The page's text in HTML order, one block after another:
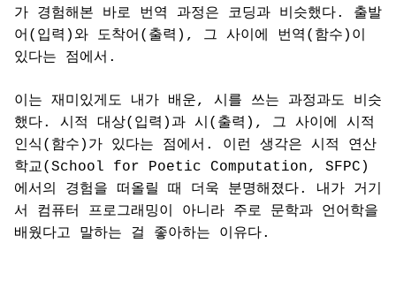
가 경험해본 바로 번역 과정은 코딩과 비슷했다. 출발
어(입력)와 도착어(출력), 그 사이에 번역(함수)이
있다는 점에서.
이는 재미있게도 내가 배운, 시를 쓰는 과정과도 비슷
했다. 시적 대상(입력)과 시(출력), 그 사이에 시적
인식(함수)가 있다는 점에서. 이런 생각은 시적 연산
학교(School for Poetic Computation, SFPC)
에서의 경험을 떠올릴 때 더욱 분명해졌다. 내가 거기
서 컴퓨터 프로그래밍이 아니라 주로 문학과 언어학을
배웠다고 말하는 걸 좋아하는 이유다.